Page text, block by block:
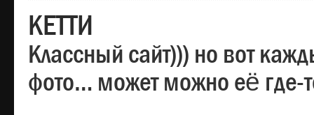
КЕТТИ
Классный сайт))) но вот
фото… может можно её где-